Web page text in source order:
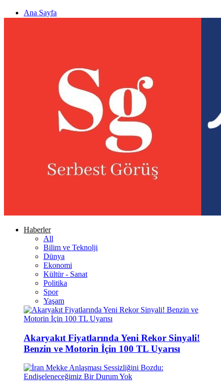
Ana Sayfa
Haberler
All
Bilim ve Teknolji
Dünya
Ekonomi
Kültür - Sanat
Politika
Spor
Yaşam
Akaryakıt Fiyatlarında Yeni Rekor Sinyali!
Benzin ve Motorin İçin 100 TL Uyarısı